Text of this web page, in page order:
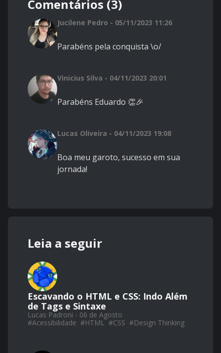
Comentários (3)
Jucilene Pedro - 05/11/2023 11:26
Parabéns pela conquista \o/
Vinicius Silva - 04/11/2023 20:01
Parabéns Eduardo 👏🎉
Lucas Oliveira - 04/11/2023 19:08
Boa meu garoto, sucesso em sua
jornada!
Leia a seguir
Escavando o HTML e CSS: Indo Além
de Tags e Sintaxe
Lucas Padroni - 06 de Agosto
#Acessibilidade #HTML #CSS #Design Thinking